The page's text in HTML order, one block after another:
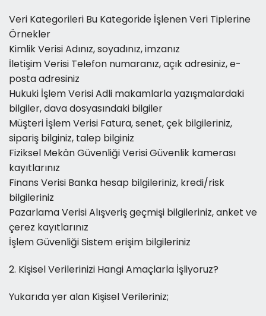
Veri Kategorileri Bu Kategoride İşlenen Veri Tiplerine
Örnekler
Kimlik Verisi Adınız, soyadınız, imzanız
İletişim Verisi Telefon numaranız, açık adresiniz, e-
posta adresiniz
Hukuki İşlem Verisi Adli makamlarla yazışmalardaki
bilgiler, dava dosyasındaki bilgiler
Müşteri İşlem Verisi Fatura, senet, çek bilgileriniz,
sipariş bilginiz, talep bilginiz
Fiziksel Mekân Güvenliği Verisi Güvenlik kamerası
kayıtlarınız
Finans Verisi Banka hesap bilgileriniz, kredi/risk
bilgileriniz
Pazarlama Verisi Alışveriş geçmişi bilgileriniz, anket ve
çerez kayıtlarınız
İşlem Güvenliği Sistem erişim bilgileriniz
2. Kişisel Verilerinizi Hangi Amaçlarla İşliyoruz?
Yukarıda yer alan Kişisel Verileriniz;